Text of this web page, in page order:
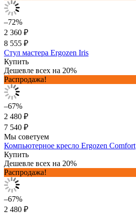
–72%
2 360 ₽
8 555 ₽
Стул мастера Ergozen Iris
Купить
Дешевле всех на 20%
Распродажа!
–67%
2 480 ₽
7 540 ₽
Мы советуем
Компьютерное кресло Ergozen Comfort
Купить
Дешевле всех на 20%
Распродажа!
–67%
2 480 ₽